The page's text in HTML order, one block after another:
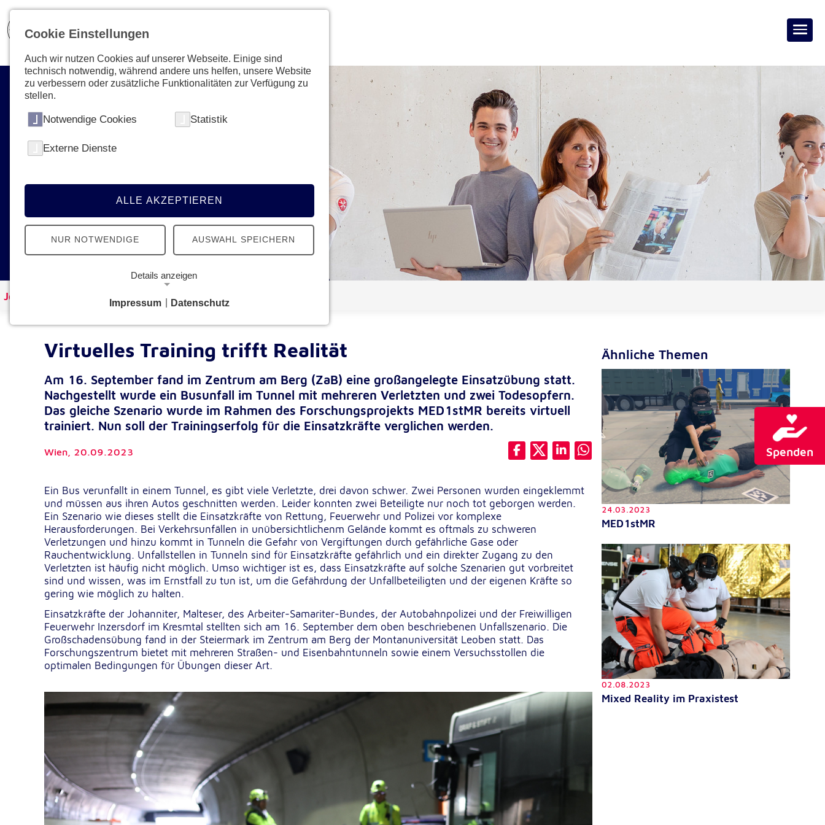
Spenden
Aktuelles & Presse
News, Termine, Podcast - Erfahren Sie
alles Neue von den Johannitern
Johanniter Österreich Aktuelles
Virtuelles Training trifft Realität
Am 16. September fand im Zentrum am Berg (ZaB) eine großangelegte Einsatzübung statt.
Nachgestellt wurde ein Busunfall im Tunnel mit mehreren Verletzten und zwei Todesopfern.
Das gleiche Szenario wurde im Rahmen des Forschungsprojekts MED1stMR bereits virtuell
trainiert. Nun soll der Trainingserfolg für die Einsatzkräfte verglichen werden.
Wien, 20.09.2023
Ein Bus verunfallt in einem Tunnel, es gibt viele Verletzte, drei davon schwer. Zwei Personen wurden eingeklemmt
und müssen aus ihren Autos geschnitten werden. Leider konnten zwei Beteiligte nur noch tot geborgen werden.
Ein Szenario wie dieses stellt die Einsatzkräfte von Rettung, Feuerwehr und Polizei vor komplexe
Herausforderungen. Bei Verkehrsunfällen in unübersichtlichenm Gelände kommt es oftmals zu schweren
Verletzungen und hinzu kommt in Tunneln die Gefahr von Vergiftungen durch gefährliche Gase oder
Rauchentwicklung. Unfallstellen in Tunneln sind für Einsatzkräfte gefährlich und ein direkter Zugang zu den
Verletzten ist häufig nicht möglich. Umso wichtiger ist es, dass Einsatzkräfte auf solche Szenarien gut vorbreitet
sind und wissen, was im Ernstfall zu tun ist, um die Gefährdung der Unfallbeteiligten und der eigenen Kräfte so
gering wie möglich zu halten.
Einsatzkräfte der Johanniter, Malteser, des Arbeiter-Samariter-Bundes, der Autobahnpolizei und der Freiwilligen
Feuerwehr Inzersdorf im Kresmtal stellten sich am 16. September dem oben beschriebenen Unfallszenario. Die
Großschadensübung fand in der Steiermark im Zentrum am Berg der Montanuniversität Leoben statt. Das
Forschungszentrum bietet mit mehreren Straßen- und Eisenbahntunneln sowie einem Versuchsstollen die
optimalen Bedingungen für Übungen dieser Art.
Ähnliche Themen
24.03.2023
MED1stMR
02.08.2023
Mixed Reality im Praxistest
Cookie Einstellungen
Auch wir nutzen Cookies auf unserer Webseite. Einige sind
technisch notwendig, während andere uns helfen, unsere Website
zu verbessern oder zusätzliche Funktionalitäten zur Verfügung zu
stellen.
Notwendige Cookies Statistik
Externe Dienste
ALLE AKZEPTIEREN
NUR NOTWENDIGE AUSWAHL SPEICHERN
Details anzeigen
Notwendige Cookies ermöglichen grundlegende Funktionen
und sind für die einwandfreie Funktion der Website
erforderlich.
Google Analytics Opt-Out-Cookie
Name: gaOptout
Zweck:
Dieser Cookie speichert die gewählte
Analytics Opt-Out
Einverständnis-Cookie
Name: cookie_consent
Zweck:
Dieser Cookie speichert die ausgewählten
Einverständnis-Optionen des Benutzers
Cookie Laufzeit: 1 Jahr
Statistik
Statistik Cookies erfassen Informationen anonym. Diese
Informationen helfen uns zu verstehen, wie unsere Besucher
Google Analytics
_ga, _gid, _gac_gb_
Anbieter: Google LLC
Zweck:
Erhebung von Statistiken zur Website-
Nutzung
Cookie Laufzeit: 24 Stunden - 2 Jahre
Impressum Datenschutz